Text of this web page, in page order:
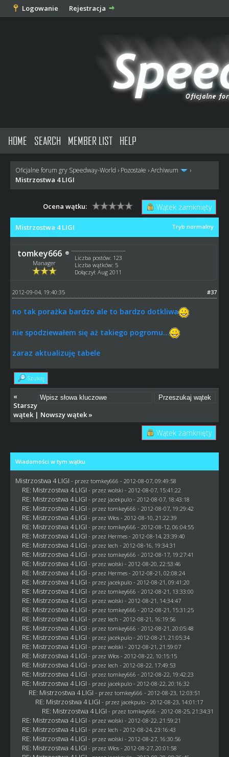
Logowanie Rejestracja
HOME SEARCH MEMBER LIST HELP
Oficjalne forum gry Speedway-World › Pozostałe ›Archiwum ›
Mistrzostwa 4 LIGI
Wątek zamknięty
Ocena wątku:
Tryb normalny
Mistrzostwa 4 LIGI
tomkey666
Manager
Liczba postów: 123
Liczba wątków: 5
Dołączył: Aug 2011
#37
2012-09-04, 19:40:35
no tak porażka bardzo ale to bardzo dotkliwa
nie spodziewałem się aż takiego pogromu...
zaraz aktualizuję tabele
Szukaj
«
Starszy
wątek| Nowszy wątek»
Wątek zamknięty
Wiadomości w tym wątku
Mistrzostwa 4 LIGI - przez tomkey666 - 2012-08-07, 09:49:58
RE: Mistrzostwa 4 LIGI - przez wolski - 2012-08-07, 15:41:22
RE: Mistrzostwa 4 LIGI - przez jacekpulo- 2012-08-07, 18:43:18
RE: Mistrzostwa 4 LIGI - przez tomkey666 - 2012-08-07, 19:29:42
RE: Mistrzostwa 4 LIGI - przez Włos- 2012-08-10, 21:22:39
RE: Mistrzostwa 4 LIGI - przez tomkey666 - 2012-08-12, 06:04:55
RE: Mistrzostwa 4 LIGI - przez Hermes- 2012-08-14, 23:39:40
RE: Mistrzostwa 4 LIGI - przez lech - 2012-08-16, 19:34:31
RE: Mistrzostwa 4 LIGI - przez tomkey666 - 2012-08-17, 19:27:41
RE: Mistrzostwa 4 LIGI - przez wolski - 2012-08-20, 22:53:46
RE: Mistrzostwa 4 LIGI - przez Hermes- 2012-08-21, 02:08:24
RE: Mistrzostwa 4 LIGI - przez jacekpulo- 2012-08-21, 09:41:20
RE: Mistrzostwa 4 LIGI - przez tomkey666 - 2012-08-21, 13:33:00
RE: Mistrzostwa 4 LIGI - przez wolski - 2012-08-21, 14:34:47
RE: Mistrzostwa 4 LIGI - przez tomkey666 - 2012-08-21, 15:31:25
RE: Mistrzostwa 4 LIGI - przez lech - 2012-08-21, 16:19:56
RE: Mistrzostwa 4 LIGI - przez tomkey666 - 2012-08-21, 20:05:48
RE: Mistrzostwa 4 LIGI - przez jacekpulo- 2012-08-21, 21:05:34
RE: Mistrzostwa 4 LIGI - przez wolski - 2012-08-21, 21:59:07
RE: Mistrzostwa 4 LIGI - przez Włos- 2012-08-22, 10:15:15
RE: Mistrzostwa 4 LIGI - przez lech - 2012-08-22, 17:49:53
RE: Mistrzostwa 4 LIGI - przez tomkey666 - 2012-08-22, 19:42:23
RE: Mistrzostwa 4 LIGI - przez jacekpulo- 2012-08-22, 20:16:32
RE: Mistrzostwa 4 LIGI - przez tomkey666 - 2012-08-23, 12:03:51
RE: Mistrzostwa 4 LIGI - przez jacekpulo- 2012-08-23, 14:01:17
RE: Mistrzostwa 4 LIGI - przez tomkey666 - 2012-08-25, 21:34:31
RE: Mistrzostwa 4 LIGI - przez wolski - 2012-08-22, 21:59:21
RE: Mistrzostwa 4 LIGI - przez lech - 2012-08-24, 23:16:43
RE: Mistrzostwa 4 LIGI - przez wolski - 2012-08-27, 16:30:56
RE: Mistrzostwa 4 LIGI - przez Włos- 2012-08-27, 20:01:58